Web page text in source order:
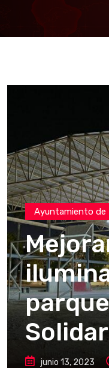
Ayuntamiento de
junio 13, 2023